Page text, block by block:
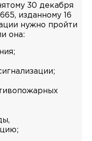
30 декабря
изданному 16
нужно пройти
она: